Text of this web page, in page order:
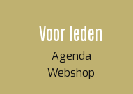
Voor leden
Agenda
Webshop